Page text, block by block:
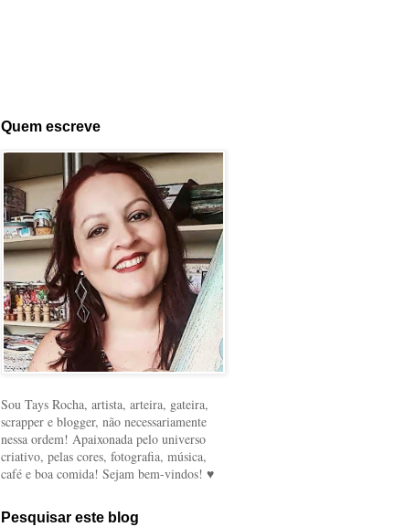
Quem escreve
Sou Tays Rocha, artista, arteira, gateira,
scrapper e blogger, não necessariamente
nessa ordem! Apaixonada pelo universo
criativo, pelas cores, fotografia, música,
café e boa comida! Sejam bem-vindos! ♥
Pesquisar este blog